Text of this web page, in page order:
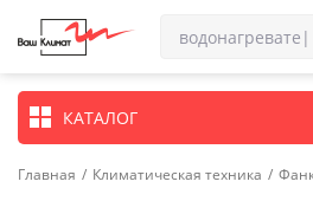
КАТАЛОГ
Главная / Климатическая техника /